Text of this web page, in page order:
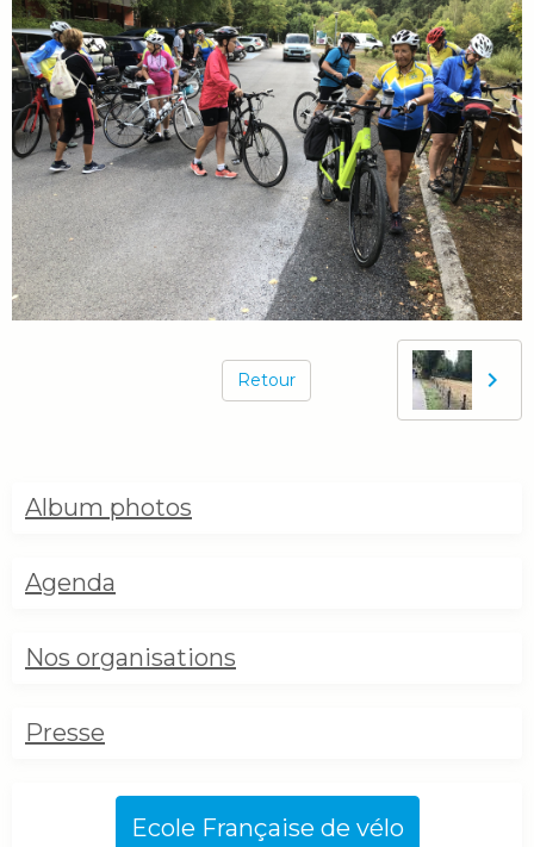
Retour
Album photos
Agenda
Nos organisations
Presse
Ecole Française de vélo